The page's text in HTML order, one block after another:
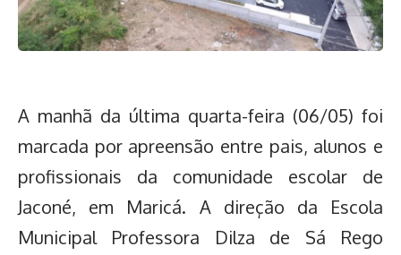
A manhã da última quarta-feira (06/05) foi
marcada por apreensão entre pais, alunos e
profissionais da comunidade escolar de
Jaconé, em Maricá. A direção da Escola
Municipal Professora Dilza de Sá Rego